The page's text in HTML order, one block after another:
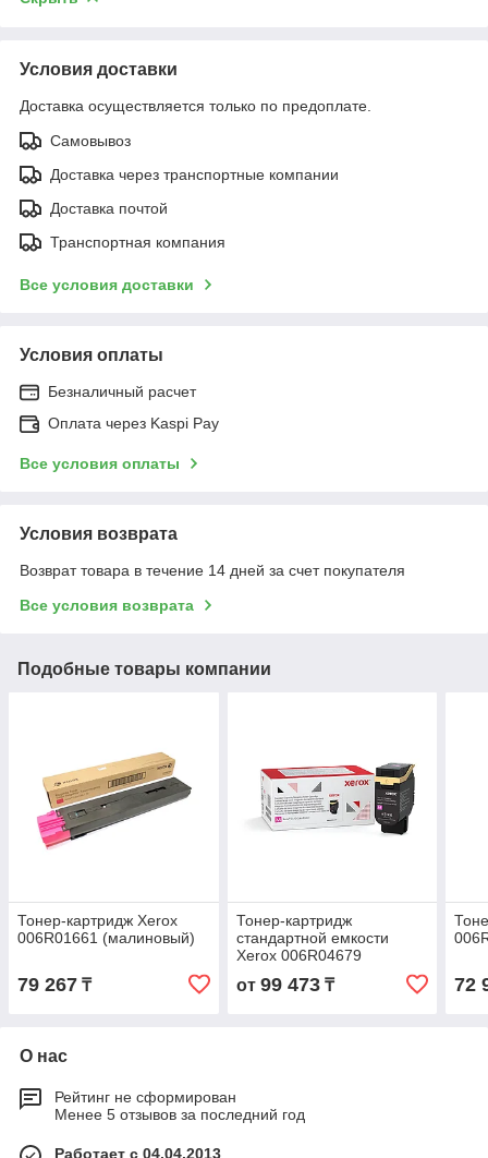
Условия доставки
Доставка осуществляется только по предоплате.
Самовывоз
Доставка через транспортные компании
Доставка почтой
Транспортная компания
Все условия доставки
Условия оплаты
Безналичный расчет
Оплата через Kaspi Pay
Все условия оплаты
Условия возврата
Возврат товара в течение 14 дней за счет покупателя
Все условия возврата
Подобные товары компании
Тонер-картридж Xerox
006R01661 (малиновый)
79 267 ₸
Тонер-картридж
стандартной емкости
Xerox 006R04679
(малиновый)
от 99 473₸ 72
О нас
Рейтинг не сформирован
Менее 5 отзывов за последний год
Работает с 04.04.2013